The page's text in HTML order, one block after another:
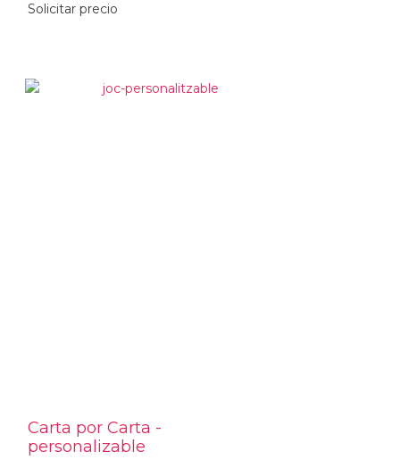
Solicitar precio
Carta por Carta -
personalizable